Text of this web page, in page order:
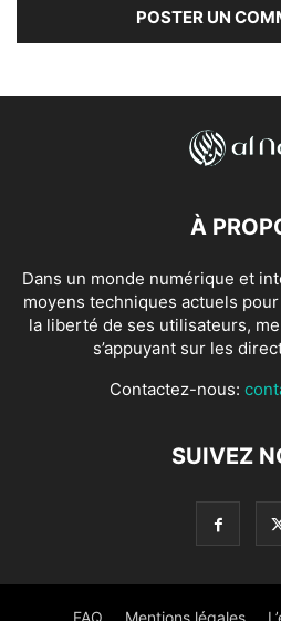
À
Dans un monde numérique et
moyens techniques actuels
la liberté de ses utilisateurs,
s’appuyant sur les
Contactez-nous:
SUIVEZ